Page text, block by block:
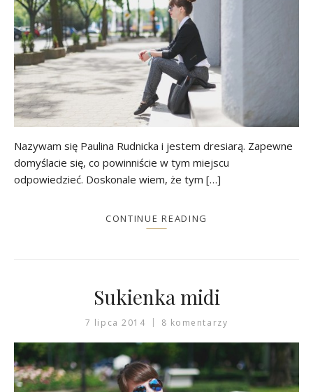
Nazywam się Paulina Rudnicka i jestem dresiarą. Zapewne
domyślacie się, co powinniście w tym miejscu
odpowiedzieć. Doskonale wiem, że tym […]
CONTINUE READING
Sukienka midi
7 lipca 2014 8 komentarzy